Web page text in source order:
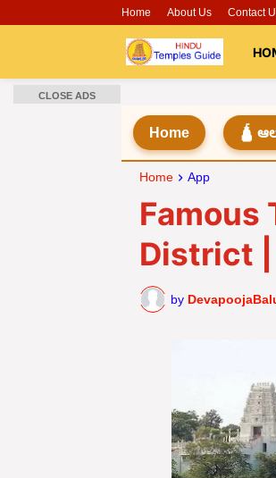
Home About Us Contact
Home 🛕
Home App
Famous
District |
by
CLOSE ADS